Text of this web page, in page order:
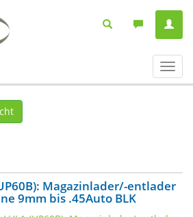
ein-/
Magazinlader/-entlader
9mm bis .45Auto BLK